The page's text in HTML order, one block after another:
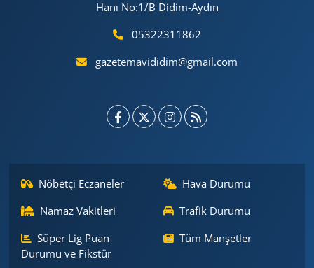
Hanı No:1/B Didim-Aydın
05322311862
gazetemavididim@gmail.com
Nöbetçi Eczaneler
Hava Durumu
Namaz Vakitleri
Trafik Durumu
Süper Lig Puan
Durumu ve Fikstür
Tüm Manşetler